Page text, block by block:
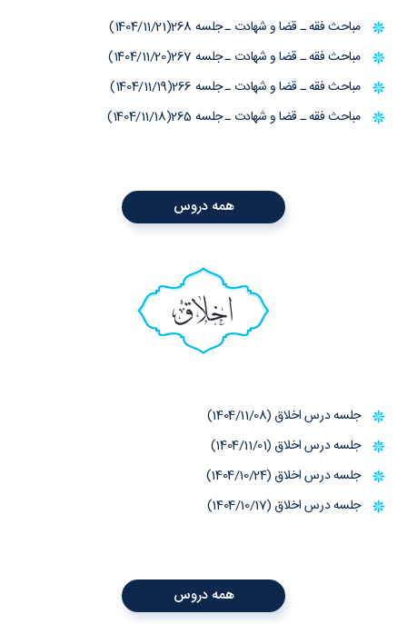
مباحث فقه ـ قضا و شهادت ـ جلسه 268(1404/11/21)
مباحث فقه ـ قضا و شهادت ـ جلسه 267(1404/11/20)
مباحث فقه ـ قضا و شهادت ـ جلسه 266(1404/11/19)
مباحث فقه ـ قضا و شهادت ـ جلسه 265(1404/11/18)
همه دروس
اخلاق
جلسه درس اخلاق (1404/11/08)
جلسه درس اخلاق (1404/11/01)
جلسه درس اخلاق (1404/10/24)
جلسه درس اخلاق (1404/10/17)
همه دروس